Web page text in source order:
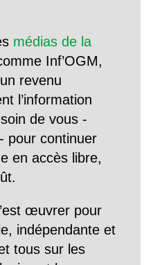
médias de la
Inf’OGM,
revenu
l’information
de vous -
pour continuer
en accès libre,
œuvrer pour
indépendante et
tous sur les